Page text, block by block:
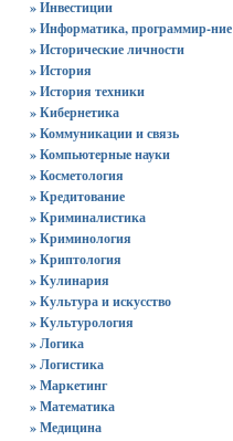
» Инвестиции
» Информатика, программир-ние
» Исторические личности
» История
» История техники
» Кибернетика
» Коммуникации и связь
» Компьютерные науки
» Косметология
» Кредитование
» Криминалистика
» Криминология
» Криптология
» Кулинария
» Культура и искусство
» Культурология
» Логика
» Логистика
» Маркетинг
» Математика
» Медицина